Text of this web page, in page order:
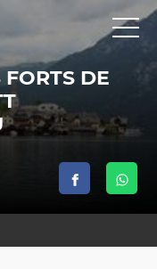
DE